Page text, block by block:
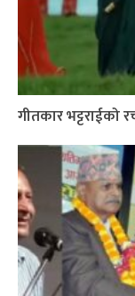
गीतकार भट्टराईको